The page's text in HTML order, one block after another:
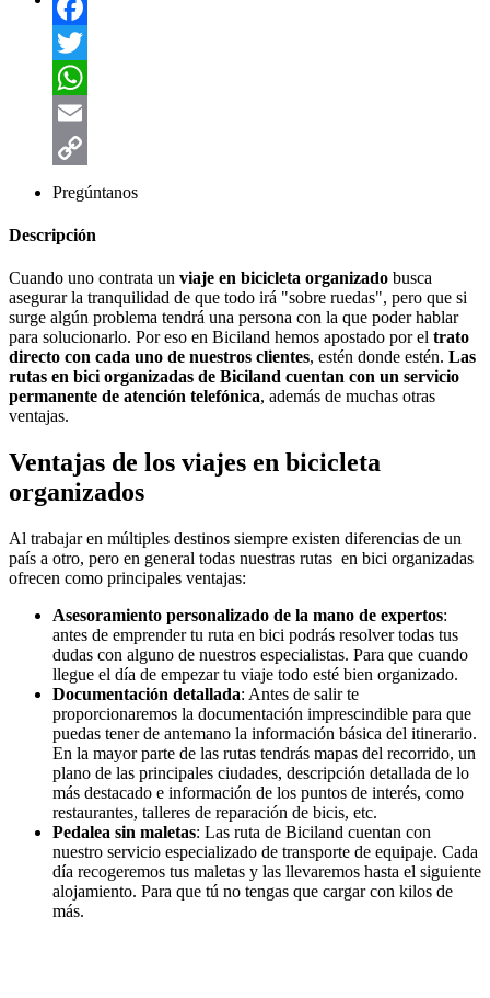
Facebook
Twitter
WhatsApp
Email
Copy
Pregúntanos
Descripción
Cuando uno contrata un viaje en bicicleta organizado busca
asegurar la tranquilidad de que todo irá "sobre ruedas", pero que si
surge algún problema tendrá una persona con la que poder hablar
para solucionarlo. Por eso en Biciland hemos apostado por el trato
directo con cada uno de nuestros clientes, estén donde estén. Las
rutas en bici organizadas de Biciland cuentan con un servicio
permanente de atención telefónica, además de muchas otras
ventajas.
Ventajas de los viajes en bicicleta
organizados
Al trabajar en múltiples destinos siempre existen diferencias de un
país a otro, pero en general todas nuestras rutas en bici organizadas
ofrecen como principales ventajas:
Asesoramiento personalizado de la mano de expertos:
antes de emprender tu ruta en bici podrás resolver todas tus
dudas con alguno de nuestros especialistas. Para que cuando
llegue el día de empezar tu viaje todo esté bien organizado.
Documentación detallada: Antes de salir te
proporcionaremos la documentación imprescindible para que
puedas tener de antemano la información básica del itinerario.
En la mayor parte de las rutas tendrás mapas del recorrido, un
plano de las principales ciudades, descripción detallada de lo
más destacado e información de los puntos de interés, como
restaurantes, talleres de reparación de bicis, etc.
Pedalea sin maletas: Las ruta de Biciland cuentan con
nuestro servicio especializado de transporte de equipaje. Cada
día recogeremos tus maletas y las llevaremos hasta el siguiente
alojamiento. Para que tú no tengas que cargar con kilos de
más.